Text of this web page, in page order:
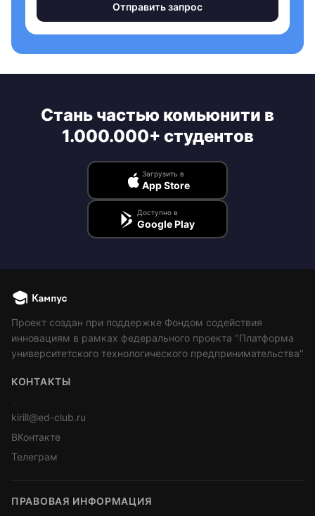
Отправить запрос
Стань частью комьюнити в
1.000.000+ студентов
Загрузить в
App Store
Доступно в
Google Play
Проект создан при поддержке Фондом содействия
инновациям в рамках федерального проекта "Платформа
университетского технологического предпринимательства"
КОНТАКТЫ
>
kirill@ed-club.ru
ВКонтакте
Телеграм
ПРАВОВАЯ ИНФОРМАЦИЯ